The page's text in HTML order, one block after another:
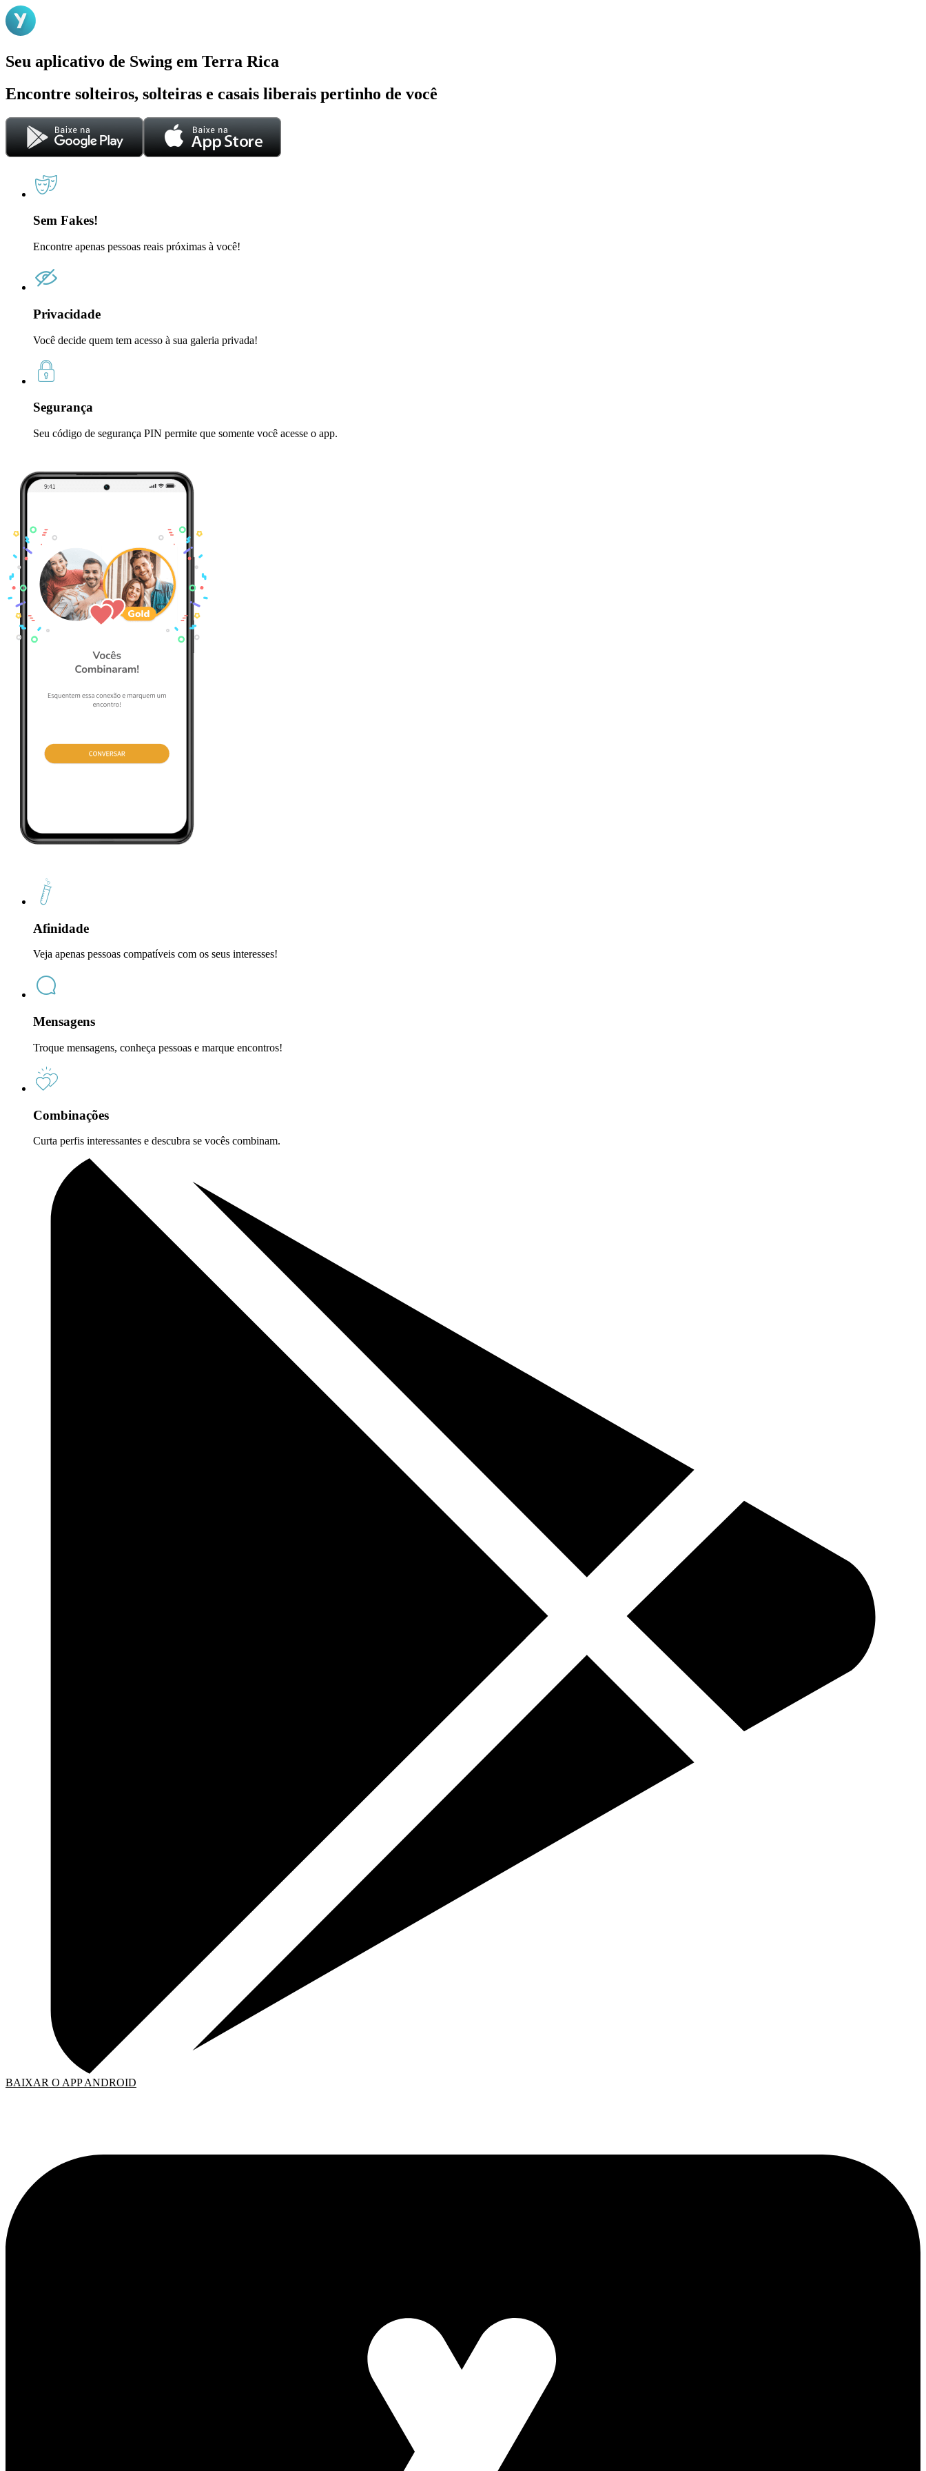
Seu aplicativo de Swing em Terra Rica
Encontre solteiros, solteiras e casais liberais pertinho de você
Sem Fakes!
Encontre apenas pessoas reais próximas à você!
Privacidade
Você decide quem tem acesso à sua galeria privada!
Segurança
Seu código de segurança PIN permite que somente você acesse o app.
Afinidade
Veja apenas pessoas compatíveis com os seus interesses!
Mensagens
Troque mensagens, conheça pessoas e marque encontros!
Combinações
Curta perfis interessantes e descubra se vocês combinam.
BAIXAR O APP ANDROID